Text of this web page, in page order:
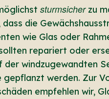
sturmsicherzu
die
wie Glas oder
repariert oder
der windzugewandten
gepflanzt werden. Zur
empfehlen wir,